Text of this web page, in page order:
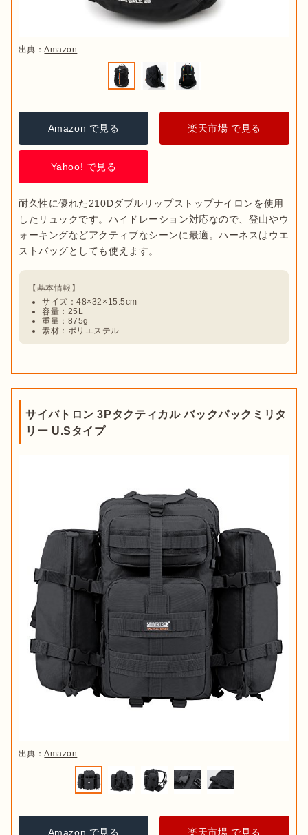
出典：Amazon
Amazon で見る 楽天市場 で見る
Yahoo! で見る
耐久性に優れた210Dダブルリップストップナイロンを使用
したリュックです。ハイドレーション対応なので、登山やウ
ォーキングなどアクティブなシーンに最適。ハーネスはウエ
ストバッグとしても使えます。
サイズ：48×32×15.5cm
容量：25L
重量：875g
素材：ポリエステル
サイバトロン 3Pタクティカル バックパックミリタ
リー U.Sタイプ
出典：Amazon
Amazon で見る 楽天市場 で見る